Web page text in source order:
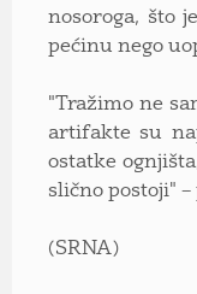
nosoroga, što
pećinu nego
"Tražimo ne
artifakte su
ostatke
slično postoji"
(SRNA)